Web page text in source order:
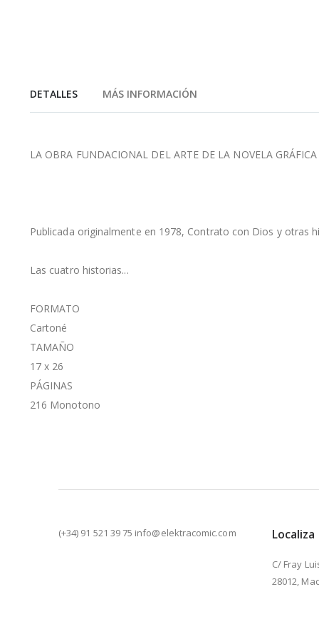
DETALLES
LA OBRA FUNDACIONAL DEL ARTE DE LA NOVELA GRÁFICA
Publicada originalmente en 1978, Contrato con Dios y
Las cuatro historias...
FORMATO
Cartoné
TAMAÑO
17 x 26
PÁGINAS
216 Monotono
MÁS INFORMACIÓN
(+34) 91 521 39 75 info@elektracomic.com
C/ Fray
28012,